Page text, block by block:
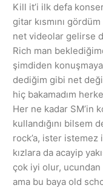
Kill it’i ilk defa
gitar kısmını
net videolar gelirse
Rich man
şimdiden
dediğim gibi net
hiç bakamadım
Her ne kadar SM’in
kullandığını bilsem
rock’a, ister
kızlara da acayip
çok iyi olur,
ama bu baya old